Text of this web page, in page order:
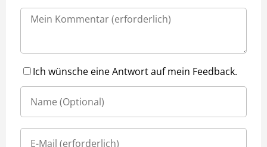
Ich wünsche eine Antwort auf mein Feedback.